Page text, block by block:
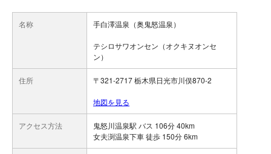
名称 手白澤温泉（奥鬼怒温泉）
テシロサワオンセン（オクキヌオンセ
ン）
住所 〒321-2717 栃木県日光市川俣870-2
地図を見る
アクセス方法
鬼怒川温泉駅 バス 106分 40km
女夫渕温泉下車 徒歩 150分 6km